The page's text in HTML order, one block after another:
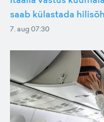
saab külastada
7. aug 07:30